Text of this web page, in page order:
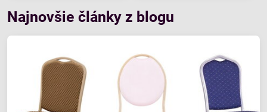
kombinuje klasický dizajn s
modernou funkčnosťou. Je odolná,
gramážou 210 g/m2, odolný
oceľový rám, stohovateľný až 19
Najnovšie články z blogu